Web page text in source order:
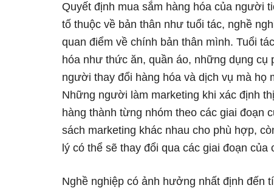
Quyết định mua sắm hàng hóa của người
tố thuộc về bản thân như tuổi tác, nghề
quan điểm về chính bản thân mình. Tuổi
hóa như thức ăn, quần áo, những dụng
người thay đổi hàng hóa và dịch vụ mà họ
Những người làm marketing khi xác định
hàng thành từng nhóm theo các giai đoạn
sách marketing khác nhau cho phù hợp,
lý có thể sẽ thay đổi qua các giai đoạn của
Nghề nghiệp có ảnh hưởng nhất định đến